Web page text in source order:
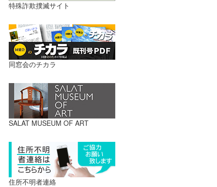
特殊詐欺撲滅サイト
同窓会のチカラ
SALAT MUSEUM OF ART
住所不明者連絡